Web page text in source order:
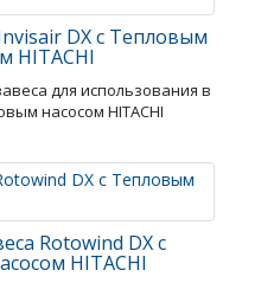
DX с Тепловым
HITACHI
для использования в
насосом HITACHI
Rotowind DX с
HITACHI